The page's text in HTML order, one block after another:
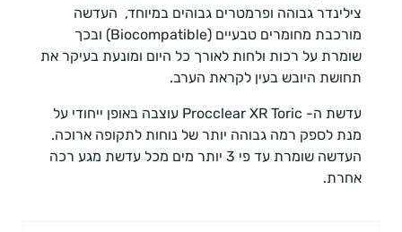
צילינדר גבוהה ופרמטרים גבוהים במיוחד, העדשה
מורכבת מחומרים טבעיים (Biocompatible) ובכך
שומרת על רכות ולחות לאורך כל היום ומונעת בעיקר את
תחושת היובש בעין לקראת הערב.
עדשת ה- Procclear XR Toric עוצבה באופן ייחודי על
מנת לספק רמה גבוהה יותר של נוחות לתקופה ארוכה.
העדשה שומרת עד פי 3 יותר מים מכל עדשת מגע רכה
אחרת.